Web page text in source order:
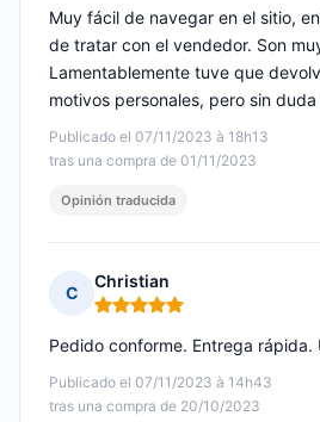
Publicado el 07/11/2023 à 18h13
tras una compra de 01/11/2023
Muy fácil de navegar en el sitio,
de tratar con el vendedor. Son
Lamentablemente tuve que
motivos personales, pero sin
Opinión traducida
C
Christian
Nota: 5 de 5
Publicado el 07/11/2023 à 14h43
tras una compra de 20/10/2023
Pedido conforme. Entrega rápida.